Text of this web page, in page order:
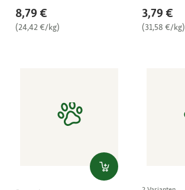
8,79 €
(24,42 €/kg)
3,79 €
(31,58 €/kg)